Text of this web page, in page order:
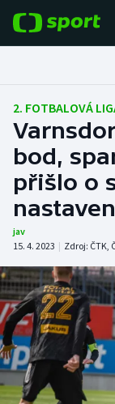
Fotbal
Hokej
Tenis
Atletika
DALŠÍ SPORTY
Americký
Baseball a
NEPŘEHLÉDNĚTE
Soutěže
2. FOTBALOVÁ
bod,
přišlo o
jav
15. 4. 2023 | Zdroj: ČTK,